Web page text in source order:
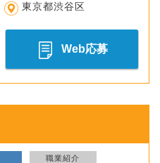
東京都渋谷区
Web応募
職業紹介